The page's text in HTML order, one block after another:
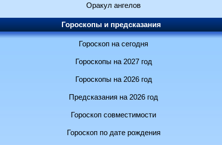
Оракул ангелов
Гороскопы и предсказания
Гороскоп на сегодня
Гороскопы на 2027 год
Гороскопы на 2026 год
Предсказания на 2026 год
Гороскоп совместимости
Гороскоп по дате рождения